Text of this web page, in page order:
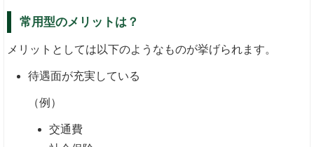
常用型のメリットは？
メリットとしては以下のようなものが挙げられます。
待遇面が充実している
（例）
交通費